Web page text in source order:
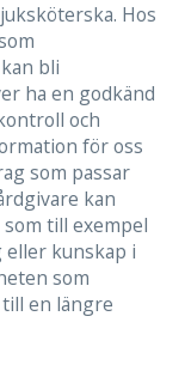
Hos
bli
ha en godkänd
och
för oss
som passar
kan
till exempel
kunskap i
som
en längre